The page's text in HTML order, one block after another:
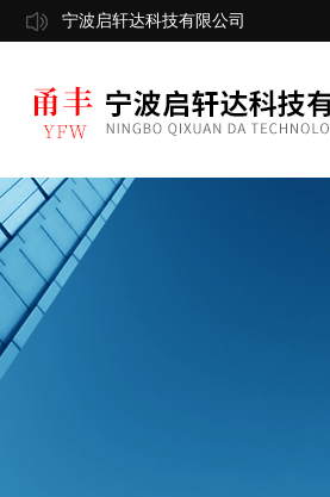
宁波启轩达科技有限公司